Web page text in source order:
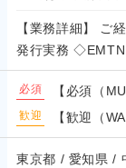
【業務詳細】 ご
発行実務 ◇EMTN
必須 【必須（
歓迎 【歓迎（
東京都 / 愛知県 /